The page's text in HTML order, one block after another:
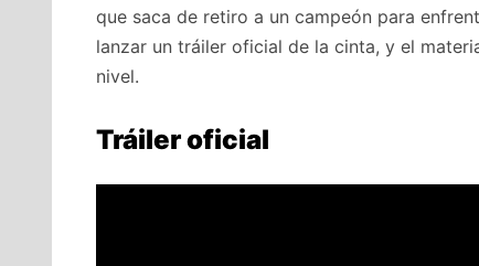
que saca de retiro a un campeón para
lanzar un tráiler oficial de la cinta, y el
nivel.
Tráiler oficial